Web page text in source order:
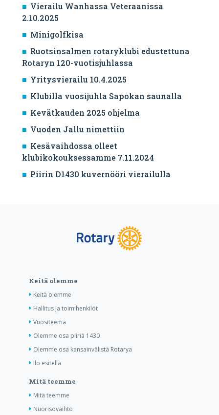
Vierailu Wanhassa Veteraanissa
2.10.2025
Minigolfkisa
Ruotsinsalmen rotaryklubi edustettuna
Rotaryn 120-vuotisjuhlassa
Yritysvierailu 10.4.2025
Klubilla vuosijuhla Sapokan saunalla
Kevätkauden 2025 ohjelma
Vuoden Jallu nimettiin
Kesävaihdossa olleet
klubikokouksessamme 7.11.2024
Piirin D1430 kuvernööri vierailulla
Keitä olemme
Keitä olemme
Hallitus ja toimihenkilöt
Vuositeema
Olemme osa piiriä 1430
Olemme osa kansainvälistä Rotarya
Ilo esitellä
Mitä teemme
Mitä teemme
Nuorisovaihto